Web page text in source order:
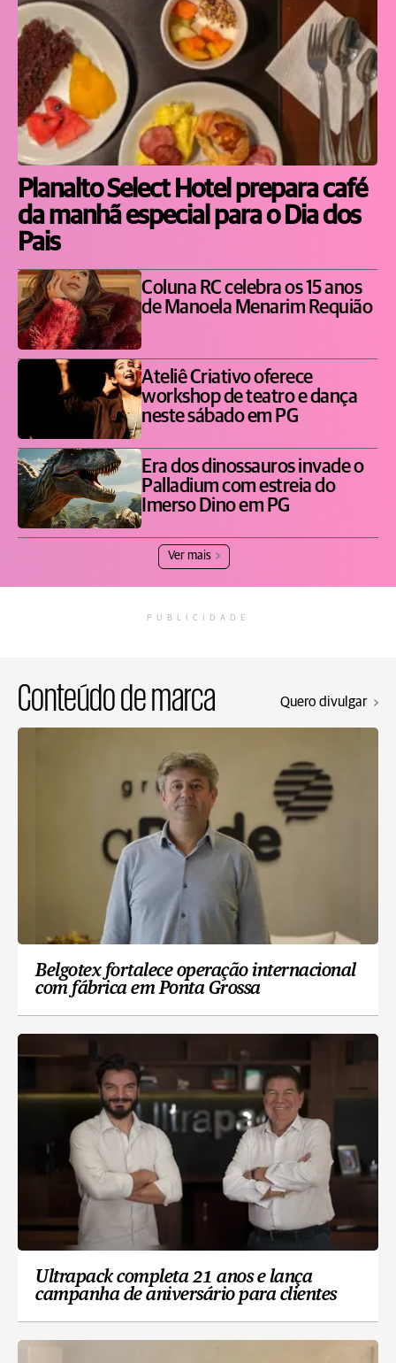
Planalto Select Hotel prepara café
da manhã especial para o Dia dos
Pais
Coluna RC celebra os 15 anos
de Manoela Menarim Requião
Ateliê Criativo oferece
workshop de teatro e dança
neste sábado em PG
Era dos dinossauros invade o
Palladium com estreia do
Imerso Dino em PG
Ver mais
PUBLICIDADE
Conteúdo de marca Quero divulgar
Belgotex fortalece operação internacional
com fábrica em Ponta Grossa
Ultrapack completa 21 anos e lança
campanha de aniversário para clientes